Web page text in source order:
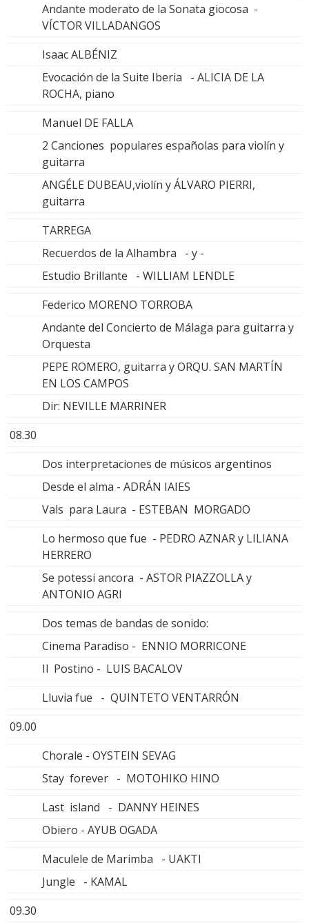
Andante moderato de la Sonata giocosa -
VÍCTOR VILLADANGOS
Isaac ALBÉNIZ
Evocación de la Suite Iberia - ALICIA DE LA
ROCHA, piano
Manuel DE FALLA
2 Canciones populares españolas para violín y
guitarra
ANGÉLE DUBEAU,violín y ÁLVARO PIERRI,
guitarra
TARREGA
Recuerdos de la Alhambra - y -
Estudio Brillante - WILLIAM LENDLE
Federico MORENO TORROBA
Andante del Concierto de Málaga para guitarra y
Orquesta
PEPE ROMERO, guitarra y ORQU. SAN MARTÍN
EN LOS CAMPOS
Dir: NEVILLE MARRINER
08.30
Dos interpretaciones de músicos argentinos
Desde el alma - ADRÁN IAIES
Vals para Laura - ESTEBAN MORGADO
Lo hermoso que fue - PEDRO AZNAR y LILIANA
HERRERO
Se potessi ancora - ASTOR PIAZZOLLA y
ANTONIO AGRI
Dos temas de bandas de sonido:
Cinema Paradiso - ENNIO MORRICONE
Il Postino - LUIS BACALOV
Lluvia fue - QUINTETO VENTARRÓN
09.00
Chorale - OYSTEIN SEVAG
Stay forever - MOTOHIKO HINO
Last island - DANNY HEINES
Obiero - AYUB OGADA
Maculele de Marimba - UAKTI
Jungle - KAMAL
09.30